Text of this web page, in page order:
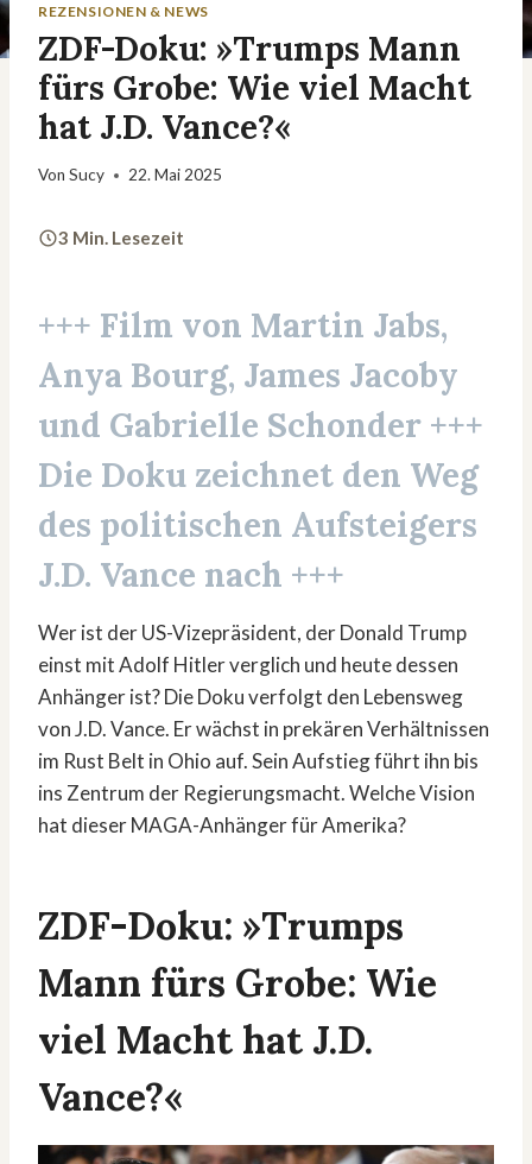
REZENSIONEN & NEWS
ZDF-Doku: »Trumps Mann
fürs Grobe: Wie viel Macht
hat J.D. Vance?«
Von Sucy 22. Mai 2025
3 Min. Lesezeit
+++ Film von Martin Jabs,
Anya Bourg, James Jacoby
und Gabrielle Schonder +++
Die Doku zeichnet den Weg
des politischen Aufsteigers
J.D. Vance nach +++
Wer ist der US-Vizepräsident, der Donald Trump
einst mit Adolf Hitler verglich und heute dessen
Anhänger ist? Die Doku verfolgt den Lebensweg
von J.D. Vance. Er wächst in prekären Verhältnissen
im Rust Belt in Ohio auf. Sein Aufstieg führt ihn bis
ins Zentrum der Regierungsmacht. Welche Vision
hat dieser MAGA-Anhänger für Amerika?
ZDF-Doku: »Trumps
Mann fürs Grobe: Wie
viel Macht hat J.D.
Vance?«